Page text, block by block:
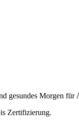
gesundes Morgen für
Zertifizierung.